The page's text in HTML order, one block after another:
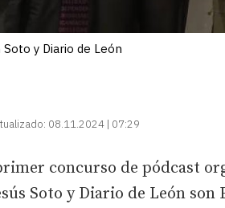
y Diario de León
08.11.2024 | 07:29
concurso de pódcast
Soto y Diario de León son